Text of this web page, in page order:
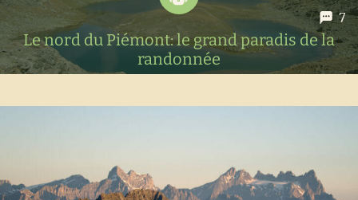
7
Le nord du Piémont: le grand paradis de la
randonnée
national du Grand Paradis